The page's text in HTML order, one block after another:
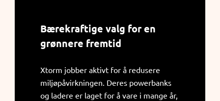
Bærekraftige valg for en
grønnere fremtid
Xtorm jobber aktivt for å redusere
miljøpåvirkningen. Deres powerbanks
og ladere er laget for å vare i mange år,